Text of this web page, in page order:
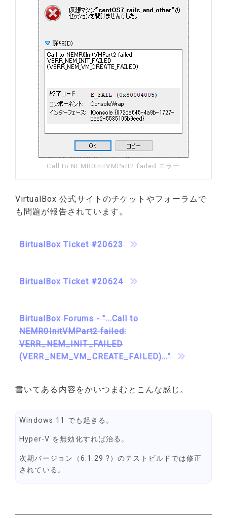
Call to NEMR0InitVMPart2 failed エラー
VirtualBox 公式サイトのチケットやフォーラムで
も問題が報告されています。
BirtualBox Ticket #20623
BirtualBox Ticket #20624
BirtualBox Forums - "...Call to
NEMR0InitVMPart2 failed:
VERR_NEM_INIT_FAILED
(VERR_NEM_VM_CREATE_FAILED)..."
書いてある内容をかいつまむとこんな感じ。
Windows 11 でも起きる。
Hyper-V を無効化すれば治る。
次期バージョン（6.1.29 ?）のテストビルドでは修正
されている。